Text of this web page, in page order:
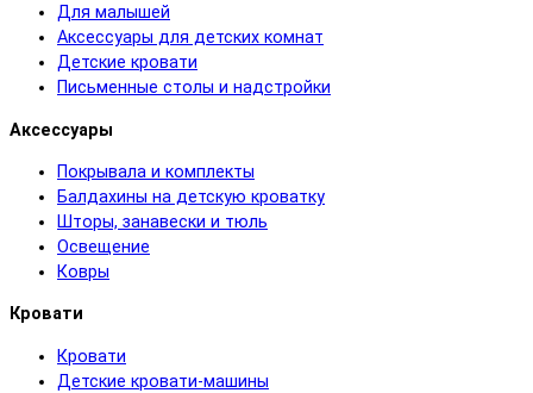
Для малышей
Аксессуары для детских комнат
Детские кровати
Письменные столы и надстройки
Аксессуары
Покрывала и комплекты
Балдахины на детскую кроватку
Шторы, занавески и тюль
Освещение
Ковры
Кровати
Кровати
Детские кровати-машины